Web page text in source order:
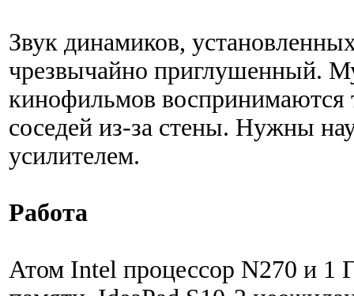
Звук динамиков,
чрезвычайно приглушенный.
кинофильмов воспринимаются
соседей из-за стены. Нужны
усилителем.
Работа
Атом Intel процессор N270 и 1